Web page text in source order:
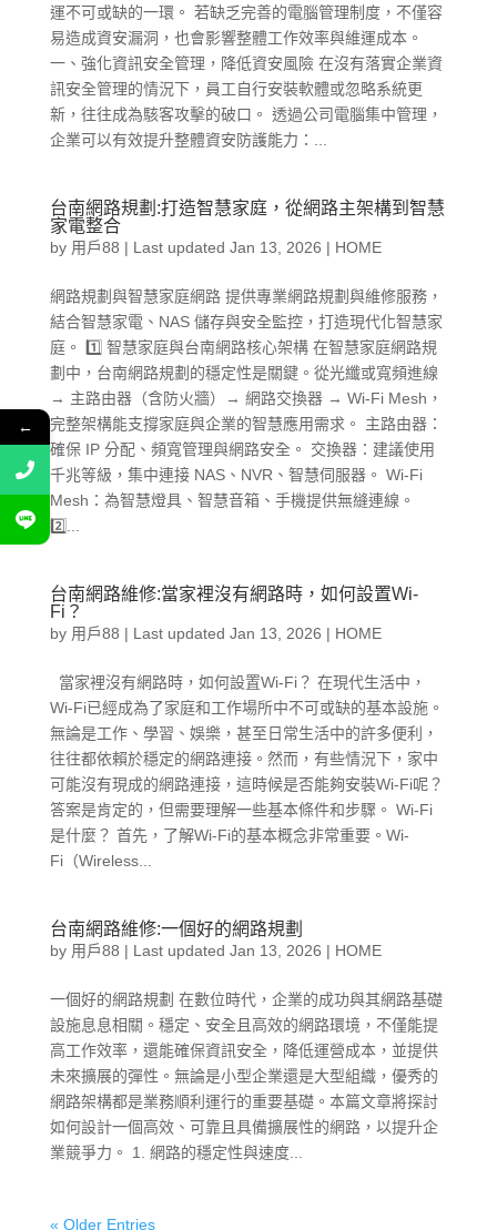
運不可或缺的一環。 若缺乏完善的電腦管理制度，不僅容
易造成資安漏洞，也會影響整體工作效率與維運成本。
一、強化資訊安全管理，降低資安風險 在沒有落實企業資
訊安全管理的情況下，員工自行安裝軟體或忽略系統更
新，往往成為駭客攻擊的破口。 透過公司電腦集中管理，
企業可以有效提升整體資安防護能力：...
台南網路規劃:打造智慧家庭，從網路主架構到智慧
家電整合
by 用戶88 | Last updated Jan 13, 2026 | HOME
網路規劃與智慧家庭網路 提供專業網路規劃與維修服務，
結合智慧家電、NAS 儲存與安全監控，打造現代化智慧家
庭。 1️⃣ 智慧家庭與台南網路核心架構 在智慧家庭網路規
劃中，台南網路規劃的穩定性是關鍵。從光纖或寬頻進線
→ 主路由器（含防火牆）→ 網路交換器 → Wi-Fi Mesh，
完整架構能支撐家庭與企業的智慧應用需求。 主路由器：
確保 IP 分配、頻寬管理與網路安全。 交換器：建議使用
千兆等級，集中連接 NAS、NVR、智慧伺服器。 Wi-Fi
Mesh：為智慧燈具、智慧音箱、手機提供無縫連線。
2️⃣...
台南網路維修:當家裡沒有網路時，如何設置Wi-
Fi？
by 用戶88 | Last updated Jan 13, 2026 | HOME
當家裡沒有網路時，如何設置Wi-Fi？ 在現代生活中，
Wi-Fi已經成為了家庭和工作場所中不可或缺的基本設施。
無論是工作、學習、娛樂，甚至日常生活中的許多便利，
往往都依賴於穩定的網路連接。然而，有些情況下，家中
可能沒有現成的網路連接，這時候是否能夠安裝Wi-Fi呢？
答案是肯定的，但需要理解一些基本條件和步驟。 Wi-Fi
是什麼？ 首先，了解Wi-Fi的基本概念非常重要。Wi-
Fi（Wireless...
台南網路維修:一個好的網路規劃
by 用戶88 | Last updated Jan 13, 2026 | HOME
一個好的網路規劃 在數位時代，企業的成功與其網路基礎
設施息息相關。穩定、安全且高效的網路環境，不僅能提
高工作效率，還能確保資訊安全，降低運營成本，並提供
未來擴展的彈性。無論是小型企業還是大型組織，優秀的
網路架構都是業務順利運行的重要基礎。本篇文章將探討
如何設計一個高效、可靠且具備擴展性的網路，以提升企
業競爭力。 1. 網路的穩定性與速度...
« Older Entries
←